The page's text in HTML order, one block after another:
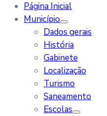
Página Inicial
Município
Dados gerais
História
Gabinete
Localização
Turismo
Saneamento
Escolas